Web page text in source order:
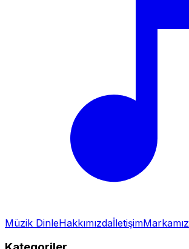
Müzik DinleHakkımızdaİletişimMarkamız